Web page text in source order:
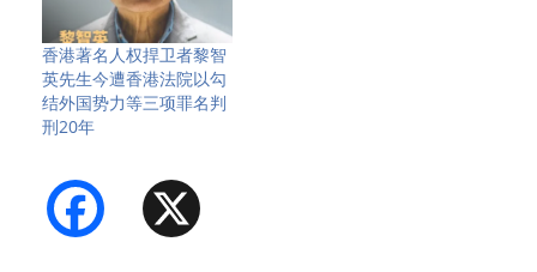
香港著名人权捍卫者黎智
英先生今遭香港法院以勾
结外国势力等三项罪名判
刑20年
Facebook